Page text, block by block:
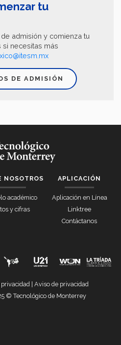
tu
admisión y comienza tu
si necesitas más
DE ADMISIÓN
NOSOTROS
académico
y cifras
APLICACIÓN
Aplicación en Línea
Linktree
Contáctanos
privacidad Aviso de privacidad
© Tecnológico de Monterrey